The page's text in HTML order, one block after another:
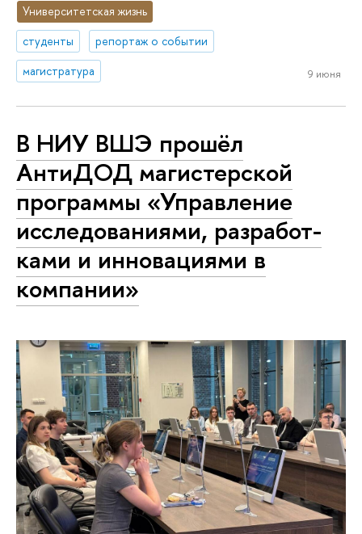
Университетская жизнь
студенты
репортаж о событии
магистратура
9 июня
В НИУ ВШЭ прошёл
АнтиДОД ма­ги­стер­ской
программы «Управление
ис­сле­до­ва­ни­я­ми, раз­ра­бот­
ка­ми и инновациями в
компании»